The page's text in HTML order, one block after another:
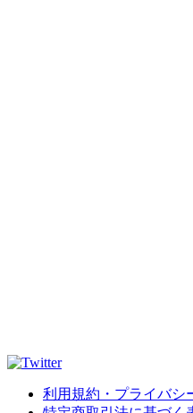
利用規約・プライバシ